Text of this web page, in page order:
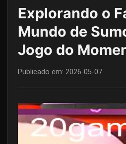
CENTRAL DE NOTÍCIAS
Explorando o
Mundo de
Jogo do
Publicado em: 2026-05-07